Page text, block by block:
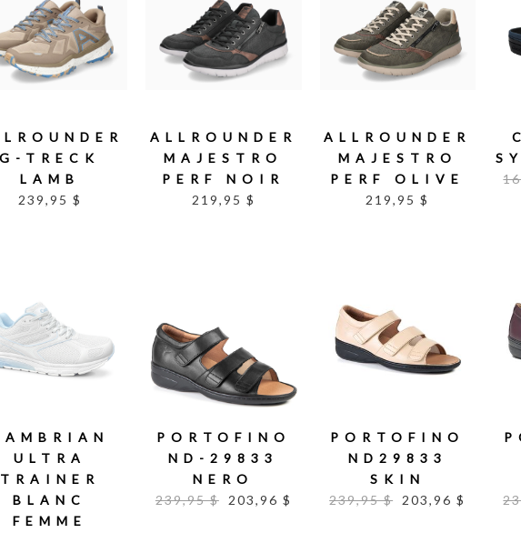
G-TRECK
LAMB
239,95 $
ALLROUNDER
MAJESTRO
PERF NOIR
219,95 $
ALLROUNDER
MAJESTRO
PERF OLIVE
219,95 $
ULTRA
TRAINER
BLANC
FEMME
PORTOFINO
ND-29833
NERO
239,95 $
203,96 $
PORTOFINO
ND29833
SKIN
239,95 $
203,96 $